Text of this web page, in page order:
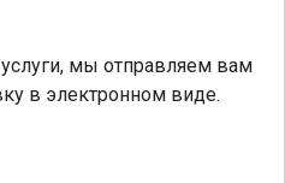
мы отправляем вам
в электронном виде.